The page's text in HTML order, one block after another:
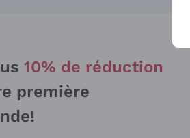
10% de réduction
première